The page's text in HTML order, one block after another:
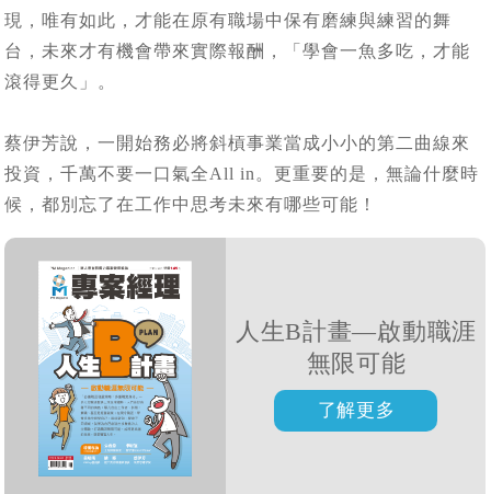
現，唯有如此，才能在原有職場中保有磨練與練習的舞
台，未來才有機會帶來實際報酬，「學會一魚多吃，才能
滾得更久」。
蔡伊芳說，一開始務必將斜槓事業當成小小的第二曲線來
投資，千萬不要一口氣全All in。更重要的是，無論什麼時
候，都別忘了在工作中思考未來有哪些可能！
人生B計畫—啟動職涯
無限可能